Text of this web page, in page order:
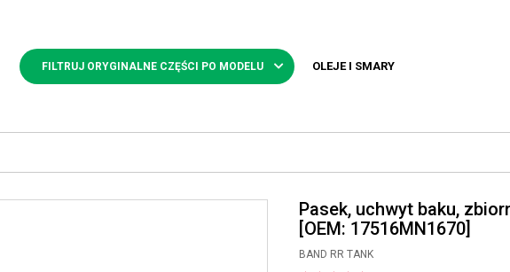
FILTRUJ ORYGINALNE CZĘŚCI PO MODELU OLEJE I SMARY
Pasek, uchwyt baku,
[OEM: 17516MN1670]
BAND RR TANK